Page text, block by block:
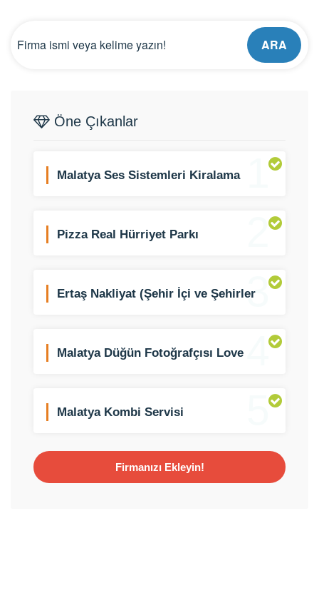
ARA
Öne Çıkanlar
1
Malatya Ses Sistemleri Kiralama
2
Pizza Real Hürriyet Parkı
3
Ertaş Nakliyat (Şehir İçi ve Şehirler
4
Malatya Düğün Fotoğrafçısı Love
5
Malatya Kombi Servisi
Firmanızı Ekleyin!